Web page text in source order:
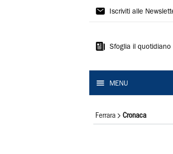
La
Ferrara
Iscriviti alle
Sfoglia il quotidiano
MENU
Ferrara Cronaca